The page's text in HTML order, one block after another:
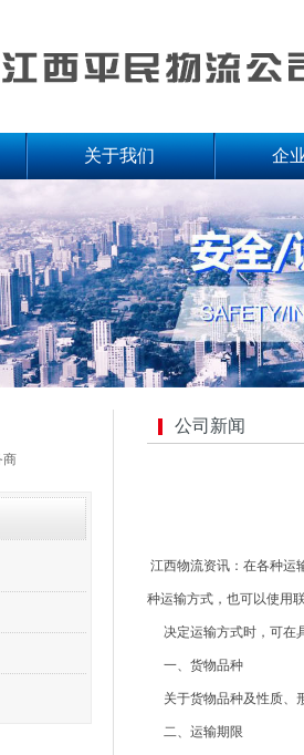
关于我们 企
商
公司新闻
江西物流资讯：在各种运
种运输方式，也可以使用
决定运输方式时，可在
一、货物品种
关于货物品种及性质、
二、运输期限